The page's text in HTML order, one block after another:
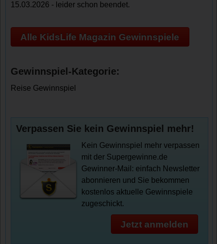
15.03.2026 - leider schon beendet.
Alle KidsLife Magazin Gewinnspiele
Gewinnspiel-Kategorie:
Reise Gewinnspiel
Verpassen Sie kein Gewinnspiel mehr!
Kein Gewinnspiel mehr verpassen
mit der Supergewinne.de
Gewinner-Mail: einfach Newsletter
abonnieren und Sie bekommen
kostenlos aktuelle Gewinnspiele
zugeschickt.
Jetzt anmelden